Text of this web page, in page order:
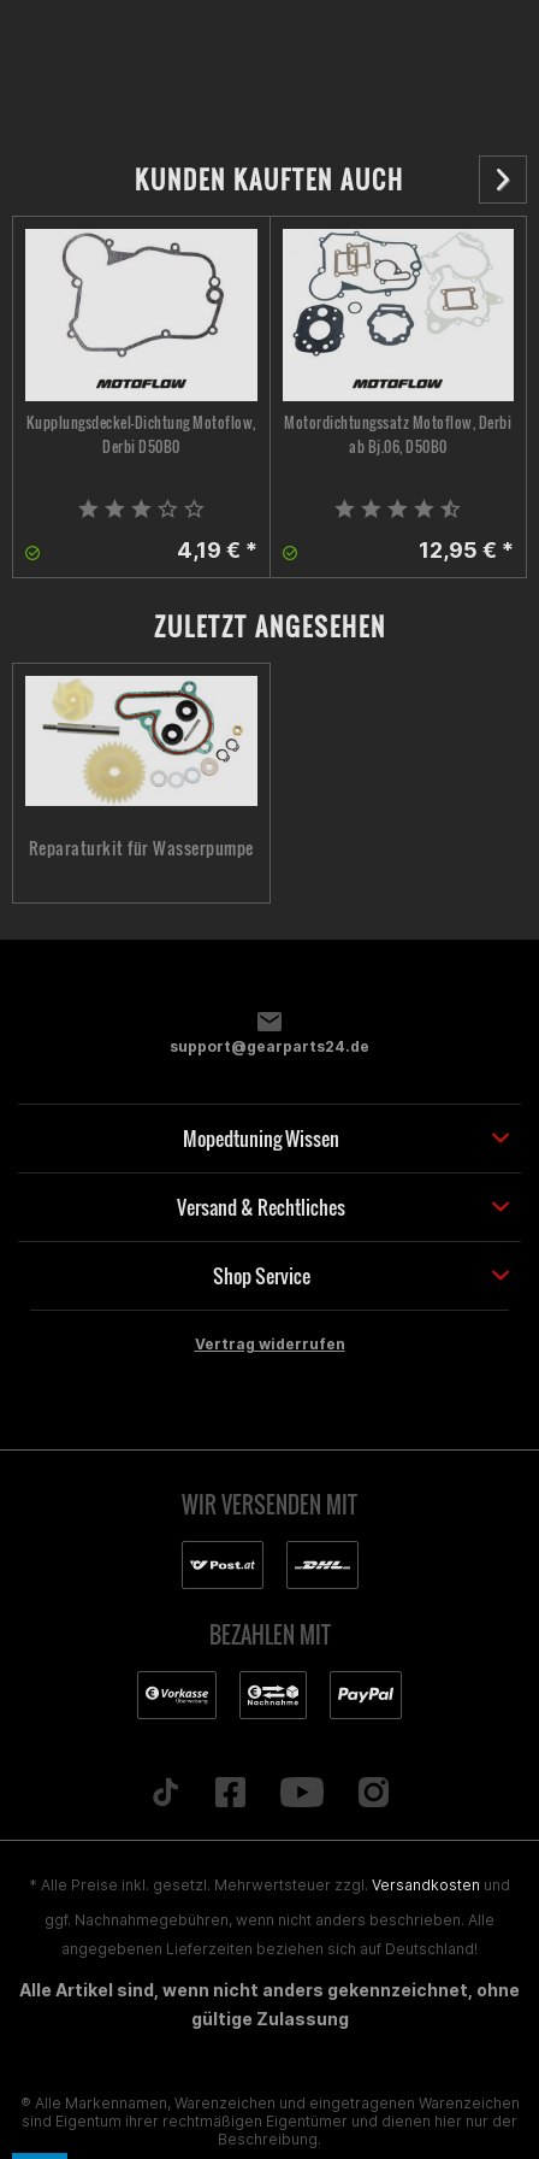
KUNDEN KAUFTEN AUCH
Kupplungsdeckel-Dichtung Motoflow,
Derbi D50B0
4,19 € *
Motordichtungssatz Motoflow, Derbi
ab Bj.06, D50B0
12,95 € *
ZULETZT ANGESEHEN
Reparaturkit für Wasserpumpe
support@gearparts24.de
Mopedtuning Wissen
Versand & Rechtliches
Shop Service
Vertrag widerrufen
WIR VERSENDEN MIT
BEZAHLEN MIT
* Alle Preise inkl. gesetzl. Mehrwertsteuer zzgl. Versandkosten und
ggf. Nachnahmegebühren, wenn nicht anders beschrieben. Alle
angegebenen Lieferzeiten beziehen sich auf Deutschland!
Alle Artikel sind, wenn nicht anders gekennzeichnet, ohne
gültige Zulassung
® Alle Markennamen, Warenzeichen und eingetragenen Warenzeichen
sind Eigentum ihrer rechtmäßigen Eigentümer und dienen hier nur der
Beschreibung.